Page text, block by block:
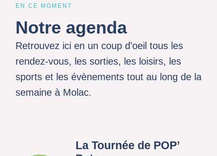
EN CE MOMENT
Notre agenda
Retrouvez ici en un coup d'oeil tous les
rendez-vous, les sorties, les loisirs, les
sports et les évènements tout au long de la
semaine à Molac.
La Tournée de POP’